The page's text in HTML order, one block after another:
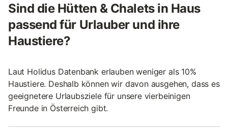
Sind die Hütten & Chalets in Haus
passend für Urlauber und ihre
Haustiere?
Laut Holidus Datenbank erlauben weniger als 10%
Haustiere. Deshalb können wir davon ausgehen, dass es
geeignetere Urlaubsziele für unsere vierbeinigen
Freunde in Österreich gibt.